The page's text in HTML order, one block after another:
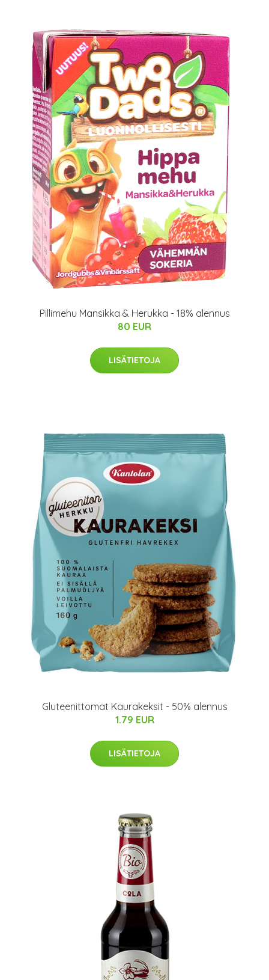
Pillimehu Mansikka & Herukka - 18% alennus
80 EUR
LISÄTIETOJA
Gluteenittomat Kaurakeksit - 50% alennus
1.79 EUR
LISÄTIETOJA